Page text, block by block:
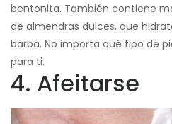
bentonita. También contiene
de almendras dulces, que
barba. No importa qué tipo de
para ti.
4. Afeitarse